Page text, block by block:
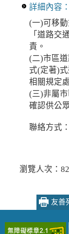
詳細內容：
(一)可移
「道路交
責。
(二)市區
式(定著)
相關規定
(三)非屬
確認供公
聯絡方式
瀏覽人次：
友善